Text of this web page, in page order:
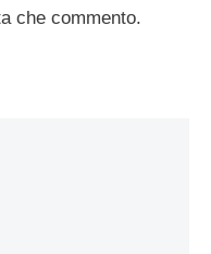
che commento.